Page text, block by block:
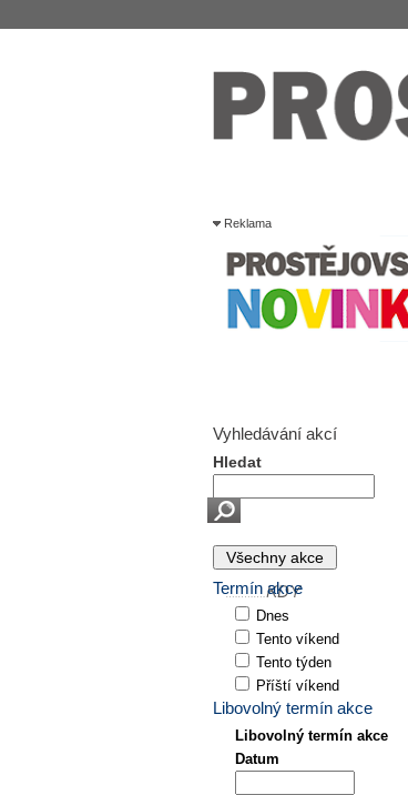
Reklama
Vyhledávání akcí
Hledat
Termín akce
Dnes
Tento víkend
Tento týden
Příští víkend
Libovolný termín akce
Libovolný termín akce
Datum